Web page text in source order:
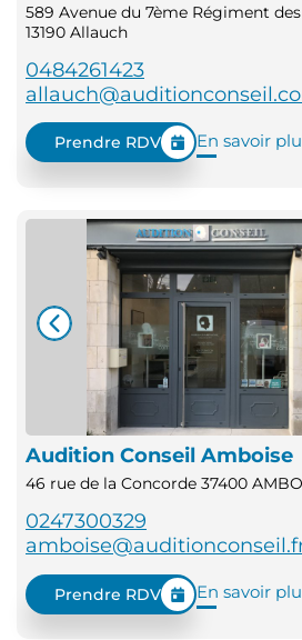
589 Avenue du 7ème Régiment
13190 Allauch
0484261423
Prendre RDV En savoir
Audition Conseil Amboise
46 rue de la Concorde 37400
0247300329
Prendre RDV En savoir